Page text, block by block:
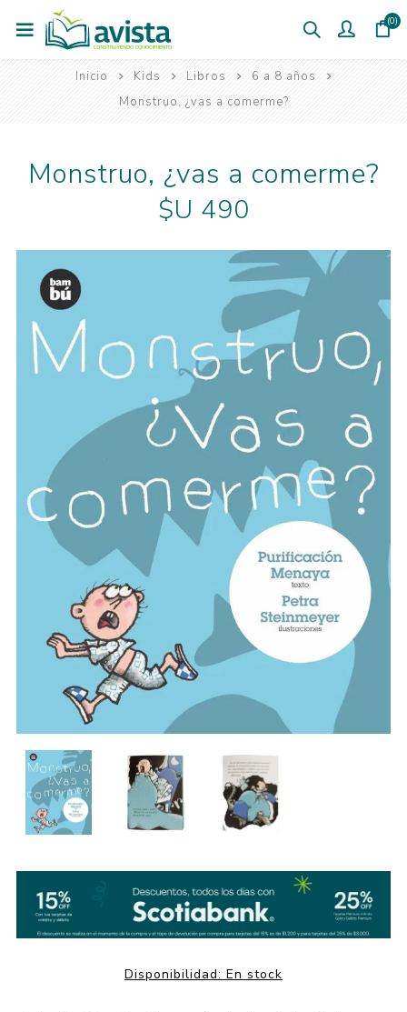
(0)
Inicio Kids Libros
6 a 8 años
Monstruo, ¿vas a comerme?
Monstruo, ¿vas a comerme?
$U 490
Disponibilidad: En stock